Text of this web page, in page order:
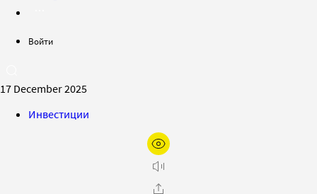
Войти
17 December 2025
Инвестиции